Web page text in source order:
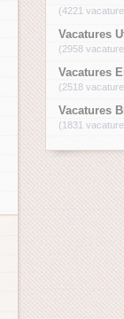
(4221
Vacatures
(2958
Vacatures
(2518
Vacatures
(1831